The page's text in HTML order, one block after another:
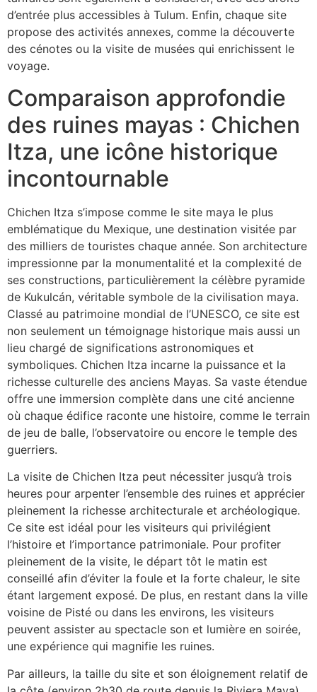
d’entrée plus accessibles à Tulum. Enfin, chaque site
propose des activités annexes, comme la découverte
des cénotes ou la visite de musées qui enrichissent le
voyage.
Comparaison approfondie
des ruines mayas : Chichen
Itza, une icône historique
incontournable
Chichen Itza s’impose comme le site maya le plus
emblématique du Mexique, une destination visitée par
des milliers de touristes chaque année. Son architecture
impressionne par la monumentalité et la complexité de
ses constructions, particulièrement la célèbre pyramide
de Kukulcán, véritable symbole de la civilisation maya.
Classé au patrimoine mondial de l’UNESCO, ce site est
non seulement un témoignage historique mais aussi un
lieu chargé de significations astronomiques et
symboliques. Chichen Itza incarne la puissance et la
richesse culturelle des anciens Mayas. Sa vaste étendue
offre une immersion complète dans une cité ancienne
où chaque édifice raconte une histoire, comme le terrain
de jeu de balle, l’observatoire ou encore le temple des
guerriers.
La visite de Chichen Itza peut nécessiter jusqu’à trois
heures pour arpenter l’ensemble des ruines et apprécier
pleinement la richesse architecturale et archéologique.
Ce site est idéal pour les visiteurs qui privilégient
l’histoire et l’importance patrimoniale. Pour profiter
pleinement de la visite, le départ tôt le matin est
conseillé afin d’éviter la foule et la forte chaleur, le site
étant largement exposé. De plus, en restant dans la ville
voisine de Pisté ou dans les environs, les visiteurs
peuvent assister au spectacle son et lumière en soirée,
une expérience qui magnifie les ruines.
Par ailleurs, la taille du site et son éloignement relatif de